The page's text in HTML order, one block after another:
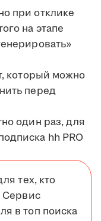
при отклике
на этапе
который можно
перед
один раз, для
hh PRO
тех, кто
Сервис
в топ поиска